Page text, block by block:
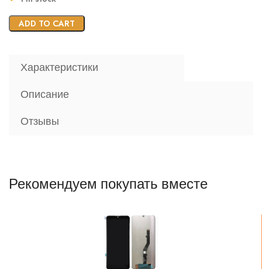
ADD TO CART
Характеристики
Описание
Отзывы
Рекомендуем покупать вместе